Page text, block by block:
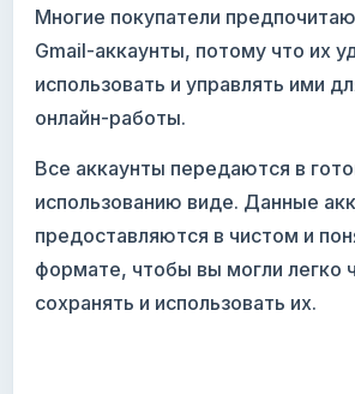
Многие покупатели
Gmail-аккаунты, потому что их
использовать и управлять ими
онлайн-работы.
Все аккаунты передаются в
использованию виде. Данные
предоставляются в чистом и
формате, чтобы вы могли легко
сохранять и использовать их.